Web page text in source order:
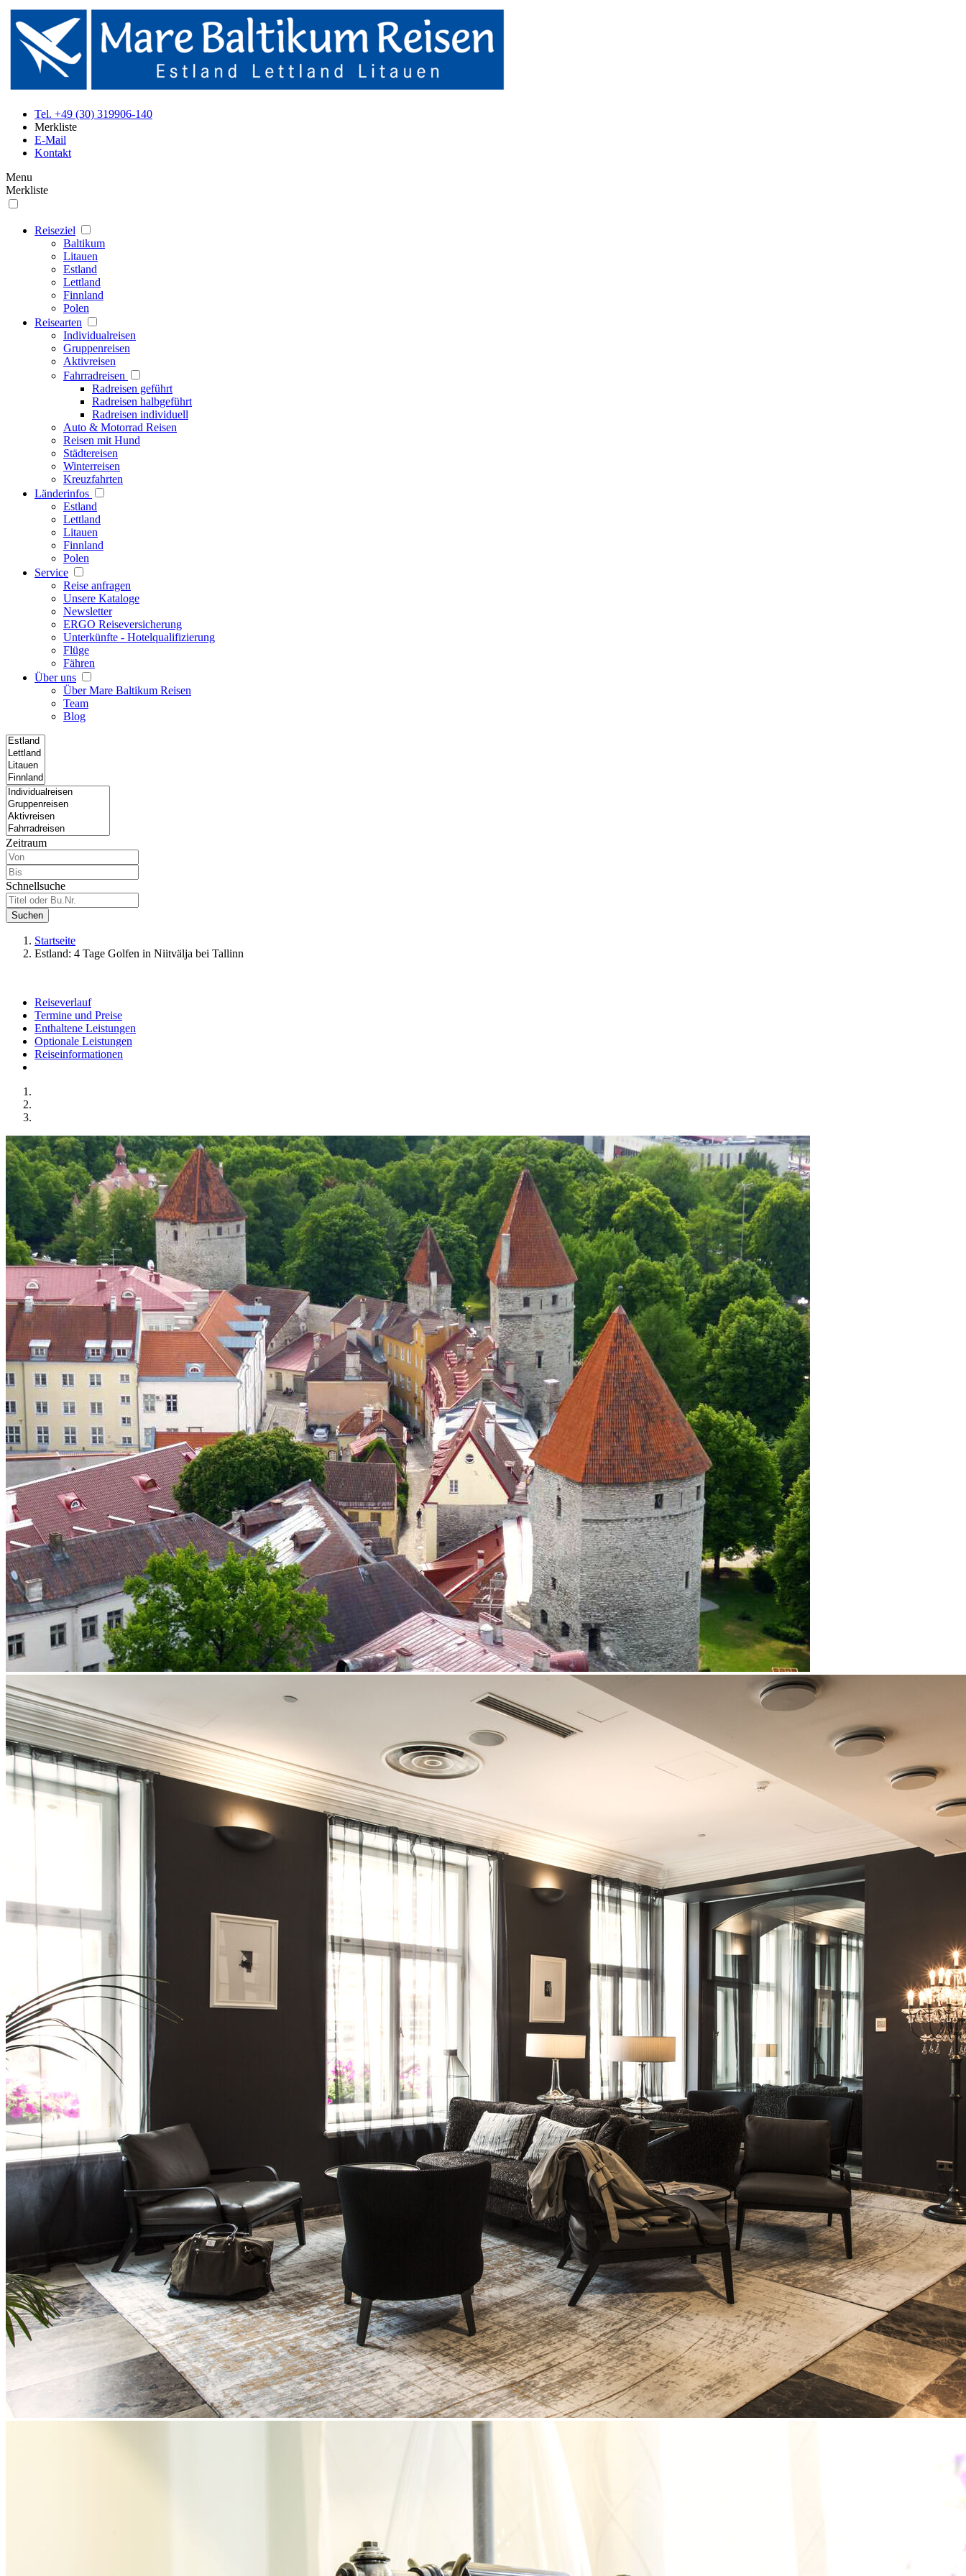
Tel. +49 (30) 319906-140
Merkliste
E-Mail
Kontakt
Menu
Merkliste
Reiseziel
Baltikum
Litauen
Estland
Lettland
Finnland
Polen
Reisearten
Individualreisen
Gruppenreisen
Aktivreisen
Fahrradreisen
Radreisen geführt
Radreisen halbgeführt
Radreisen individuell
Auto & Motorrad Reisen
Reisen mit Hund
Städtereisen
Winterreisen
Kreuzfahrten
Länderinfos
Estland
Lettland
Litauen
Finnland
Polen
Service
Reise anfragen
Unsere Kataloge
Newsletter
ERGO Reiseversicherung
Unterkünfte - Hotelqualifizierung
Flüge
Fähren
Über uns
Über Mare Baltikum Reisen
Team
Blog
Zeitraum
Schnellsuche
Suchen
Startseite
Estland: 4 Tage Golfen in Niitvälja bei Tallinn
Reiseverlauf
Termine und Preise
Enthaltene Leistungen
Optionale Leistungen
Reiseinformationen